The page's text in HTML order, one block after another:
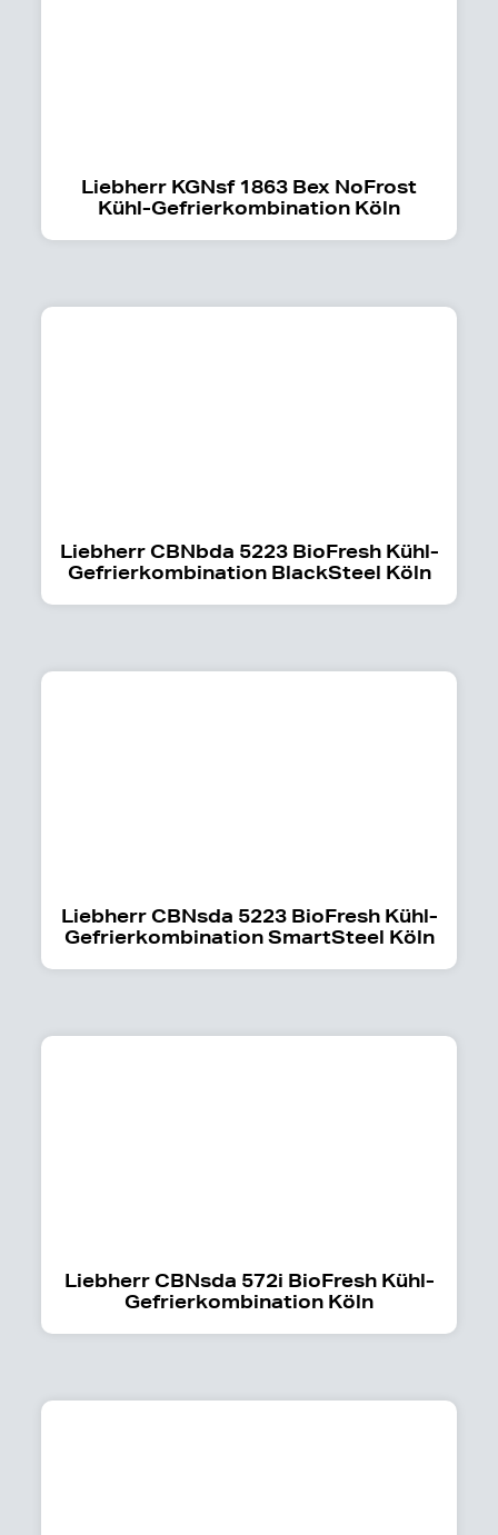
Liebherr KGNsf 1863 Bex NoFrost
Kühl-Gefrierkombination Köln
Liebherr CBNbda 5223 BioFresh Kühl-
Gefrierkombination BlackSteel Köln
Liebherr CBNsda 5223 BioFresh Kühl-
Gefrierkombination SmartSteel Köln
Liebherr CBNsda 572i BioFresh Kühl-
Gefrierkombination Köln